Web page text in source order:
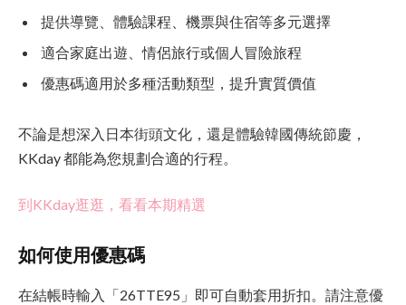
提供導覽、體驗課程、機票與住宿等多元選擇
適合家庭出遊、情侶旅行或個人冒險旅程
優惠碼適用於多種活動類型，提升實質價值
不論是想深入日本街頭文化，還是體驗韓國傳統節慶，
KKday 都能為您規劃合適的行程。
到KKday逛逛，看看本期精選
如何使用優惠碼
在結帳時輸入「26TTE95」即可自動套用折扣。請注意優